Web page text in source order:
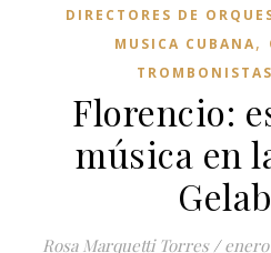
DIRECTORES DE
MUSICA CUBANA,
Florencio:
música en
Rosa Marquetti Torres / enero